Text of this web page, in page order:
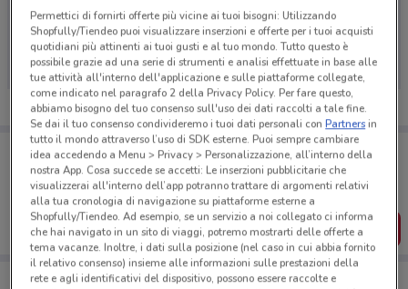
Ci dispiace, al momento non abbiamo pubblicato
volantini nella tua zona. Riprova più tardi.
Porta DoveConviene sempre con te!
Puoi trovare le migliori offerte dei negozi vicino a te,
salvarle e creare la tua lista del risparmio, comodamente
dal tuo cellulare.
SCARICA L’APP
Permettici di fornirti offerte più vicine ai tuoi bisogni: Utilizzando
Shopfully/Tiendeo puoi visualizzare inserzioni e offerte per i tuoi acquisti
quotidiani più attinenti ai tuoi gusti e al tuo mondo. Tutto questo è
possibile grazie ad una serie di strumenti e analisi effettuate in base alle
tue attività all'interno dell'applicazione e sulle piattaforme collegate,
come indicato nel paragrafo 2 della Privacy Policy. Per fare questo,
abbiamo bisogno del tuo consenso sull'uso dei dati raccolti a tale fine.
Se dai il tuo consenso condivideremo i tuoi dati personali conPartnersin
tutto il mondo attraverso l’uso di SDK esterne. Puoi sempre cambiare
idea accedendo a Menu > Privacy > Personalizzazione, all’interno della
nostra App. Cosa succede se accetti: Le inserzioni pubblicitarie che
visualizzerai all'interno dell’app potranno trattare di argomenti relativi
alla tua cronologia di navigazione su piattaforme esterne a
Shopfully/Tiendeo. Ad esempio, se un servizio a noi collegato ci informa
che hai navigato in un sito di viaggi, potremo mostrarti delle offerte a
tema vacanze. Inoltre, i dati sulla posizione (nel caso in cui abbia fornito
il relativo consenso) insieme alle informazioni sulle prestazioni della
rete e agli identificativi del dispositivo, possono essere raccolte e